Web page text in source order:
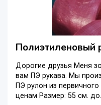
Полиэтиленовый
Дорогие друзья Меня
вам ПЭ рукава. Мы
ПЭ рулон из
ценам Размер: 55 см.